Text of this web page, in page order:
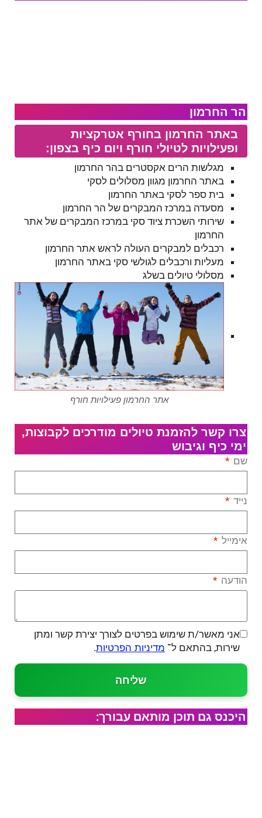
הר החרמון
באתר החרמון בחורף אטרקציות
ופעילויות לטיולי חורף ויום כיף בצפון:
מגלשות הרים אקסטרים בהר החרמון
באתר החרמון מגוון מסלולים לסקי
בית ספר לסקי באתר החרמון
מסעדה במרכז המבקרים של הר החרמון
שירותי השכרת ציוד סקי במרכז המבקרים של אתר
החרמון
רכבלים למבקרים העולה לראש אתר החרמון
מעליות ורכבלים לגולשי סקי באתר החרמון
מסלולי טיולים בשלג
אתר החרמון פעילויות חורף
צרו קשר להזמנת טיולים מודרכים לקבוצות,
ימי כיף וגיבוש
שם
נייד
אימייל
הודעה
אני מאשר/ת שימוש בפרטים לצורך יצירת קשר ומתן
שירות, בהתאם ל־ מדיניות הפרטיות.
שליחה
היכנס גם תוכן מותאם עבורך: